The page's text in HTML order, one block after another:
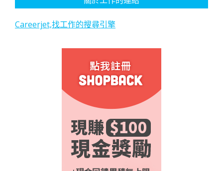
Careerjet,找工作的搜尋引擎